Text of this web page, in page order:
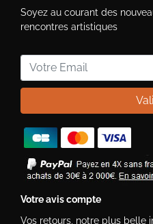
Soyez au courant des
rencontres artistiques
Votre avis compte
Vos retours, notre plus belle